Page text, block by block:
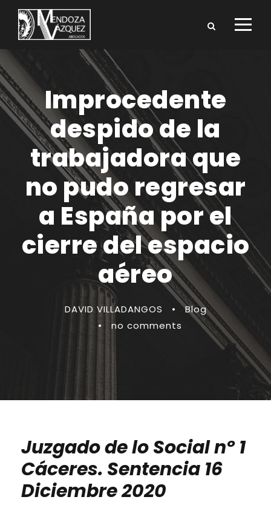
Improcedente
despido de la
trabajadora que
no pudo regresar
a España por el
cierre del espacio
aéreo
DAVID VILLADANGOS •
Blog
•
no comments
Juzgado de lo Social nº 1
Cáceres. Sentencia 16
Diciembre 2020